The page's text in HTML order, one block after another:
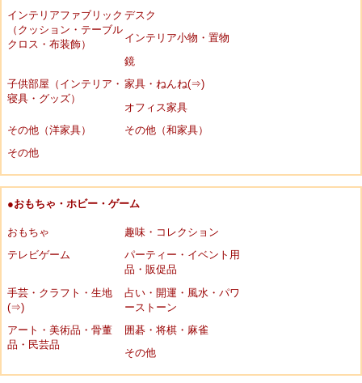
インテリアファブリック
（クッション・テーブル
クロス・布装飾）
デスク
インテリア小物・置物
鏡
子供部屋（インテリア・
寝具・グッズ）
家具・ねんね(⇒)
オフィス家具
その他（洋家具）
その他（和家具）
その他
●おもちゃ・ホビー・ゲーム
おもちゃ
趣味・コレクション
テレビゲーム
パーティー・イベント用
品・販促品
手芸・クラフト・生地
(⇒)
占い・開運・風水・パワ
ーストーン
アート・美術品・骨董
品・民芸品
囲碁・将棋・麻雀
その他